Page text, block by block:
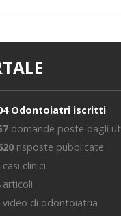
Odontoiatri iscritti
domande poste dagli
risposte pubblicate
casi clinici
articoli
video di odontoiatria